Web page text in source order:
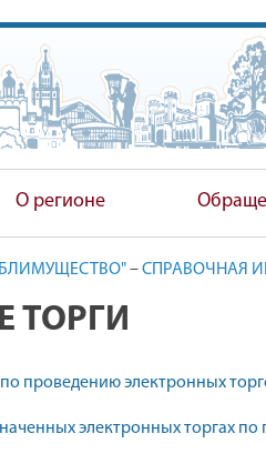
О регионе
–СПРАВОЧНАЯ
ТОРГИ
проведению электронных
электронных торгах